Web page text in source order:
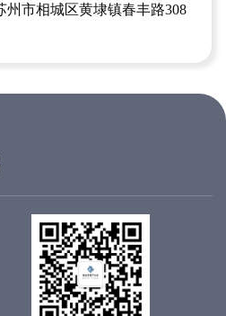
州市相城区黄埭镇春丰路308